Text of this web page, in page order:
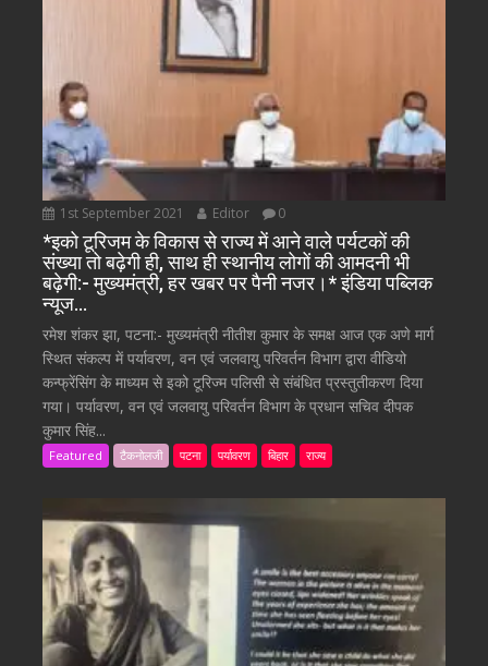
1st September 2021 Editor 0
*इको टूरिजम के विकास से राज्य में आने वाले पर्यटकों की
संख्या तो बढ़ेगी ही, साथ ही स्थानीय लोगों की आमदनी भी
बढ़ेगी:- मुख्यमंत्री, हर खबर पर पैनी नजर।* इंडिया पब्लिक
न्यूज…
रमेश शंकर झा, पटना:- मुख्यमंत्री नीतीश कुमार के समक्ष आज एक अणे मार्ग
स्थित संकल्प में पर्यावरण, वन एवं जलवायु परिवर्तन विभाग द्वारा वीडियो
कन्फ्रेंसिंग के माध्यम से इको टूरिज्म पलिसी से संबंधित प्रस्तुतीकरण दिया
गया। पर्यावरण, वन एवं जलवायु परिवर्तन विभाग के प्रधान सचिव दीपक
कुमार सिंह...
Featured टैकनोलजी पटना पर्यावरण बिहार राज्य